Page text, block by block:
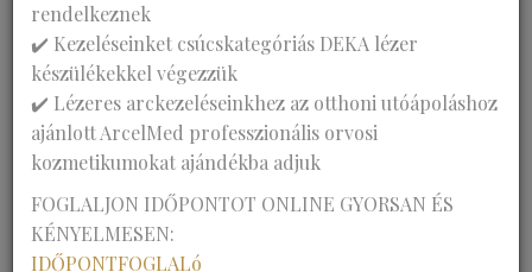
Laser kezelések sorát kínáljuk Önnek számos
bőrprobléma megoldására valamint bőrfiatalítás
céljából:
rendelkeznek
✔️ Kezeléseinket csúcskategóriás DEKA lézer
készülékekkel végezzük
✔️ Lézeres arckezeléseinkhez az otthoni utóápoláshoz
ajánlott ArcelMed professzionális orvosi
kozmetikumokat ajándékba adjuk
FOGLALJON IDŐPONTOT ONLINE GYORSAN ÉS
KÉNYELMESEN:
IDŐPONTFOGLALó